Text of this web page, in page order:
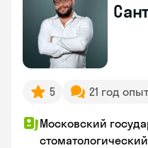
5 21 год
Московский